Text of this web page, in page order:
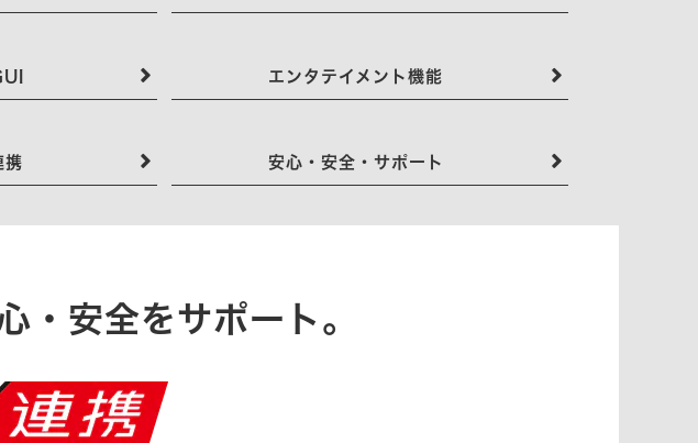
エンタテイメント機能
携 安心・安全・サポート
・安全をサポート。